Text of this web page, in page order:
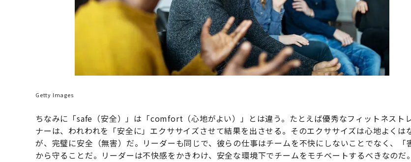
Getty Images
ちなみに「safe（安全）」は「comfort（心地がよい）」とは違う。たとえば優秀なフィットネスト
ナーは、われわれを「安全に」エクササイズさせて結果を出させる。そのエクササイズは心地よくは
が、完璧に安全（無害）だ。リーダーも同じで、彼らの仕事はチームを不快にしないことでなく、「
から守ることだ。リーダーは不快感をかきわけ、安全な環境下でチームをモチベートするべきなのだ。